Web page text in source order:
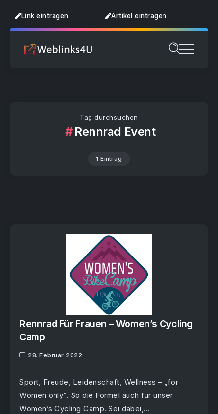
Link eintragen Artikel eintragen
Tag durchsuchen
Rennrad Event
1 Eintrag
Rennrad Für Frauen – Women’s Cycling
Camp
28. Februar 2022
Sport, Freude, Leidenschaft, Wellness – „for
Women only”. So die Formel auch für unser
Women’s Cycling Camp. Sei dabei,...